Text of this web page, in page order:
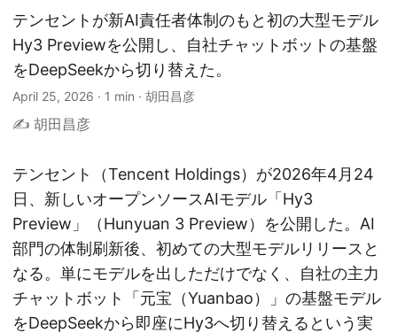
テンセントが新AI責任者体制のもと初の大型モデル
Hy3 Previewを公開し、自社チャットボットの基盤
をDeepSeekから切り替えた。
April 25, 2026 · 1 min · 胡田昌彦
✍️ 胡田昌彦
テンセント（Tencent Holdings）が2026年4月24
日、新しいオープンソースAIモデル「Hy3
Preview」（Hunyuan 3 Preview）を公開した。AI
部門の体制刷新後、初めての大型モデルリリースと
なる。単にモデルを出しただけでなく、自社の主力
チャットボット「元宝（Yuanbao）」の基盤モデル
をDeepSeekから即座にHy3へ切り替えるという実